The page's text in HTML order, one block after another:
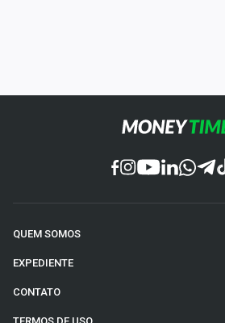
QUEM SOMOS
EXPEDIENTE
CONTATO